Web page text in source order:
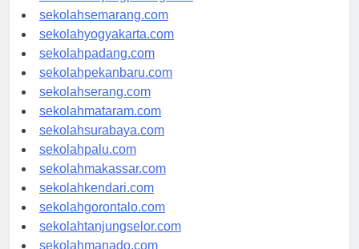
sekolahtanjungpinang.com
sekolahsemarang.com
sekolahyogyakarta.com
sekolahpadang.com
sekolahpekanbaru.com
sekolahserang.com
sekolahmataram.com
sekolahsurabaya.com
sekolahpalu.com
sekolahmakassar.com
sekolahkendari.com
sekolahgorontalo.com
sekolahtanjungselor.com